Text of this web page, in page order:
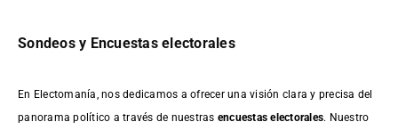
Sondeos y Encuestas electorales
En Electomanía, nos dedicamos a ofrecer una visión clara y precisa del
panorama político a través de nuestras encuestas electorales. Nuestro